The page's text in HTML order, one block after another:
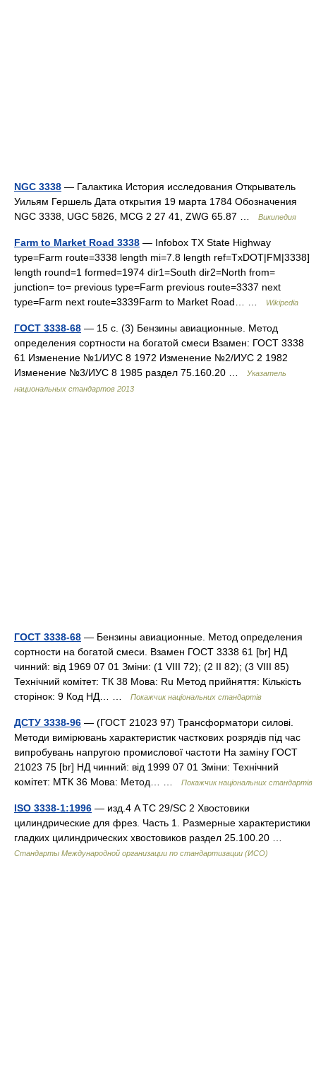
NGC 3338 — Галактика История исследования Открыватель
Уильям Гершель Дата открытия 19 марта 1784 Обозначения
NGC 3338, UGC 5826, MCG 2 27 41, ZWG 65.87 …
Википедия
Farm to Market Road 3338 — Infobox TX State Highway
type=Farm route=3338 length mi=7.8 length ref=TxDOT|FM|3338]
length round=1 formed=1974 dir1=South dir2=North from=
junction= to= previous type=Farm previous route=3337 next
type=Farm next route=3339Farm to Market Road… …
Wikipedia
ГОСТ 3338-68 — 15 с. (3) Бензины авиационные. Метод
определения сортности на богатой смеси Взамен: ГОСТ 3338
61 Изменение №1/ИУС 8 1972 Изменение №2/ИУС 2 1982
Изменение №3/ИУС 8 1985 раздел 75.160.20 …
Указатель
национальных стандартов 2013
ГОСТ 3338-68 — Бензины авиационные. Метод определения
сортности на богатой смеси. Взамен ГОСТ 3338 61 [br] НД
чинний: від 1969 07 01 Зміни: (1 VIII 72); (2 II 82); (3 VIII 85)
Технічний комітет: ТК 38 Мова: Ru Метод прийняття: Кількість
сторінок: 9 Код НД… …
Покажчик національних стандартів
ДСТУ 3338-96 — (ГОСТ 21023 97) Трансформатори силові.
Методи вимірювань характеристик часткових розрядів під час
випробувань напругою промислової частоти На заміну ГОСТ
21023 75 [br] НД чинний: від 1999 07 01 Зміни: Технічний
комітет: МТК 36 Мова: Метод… …
Покажчик національних стандартів
ISO 3338-1:1996 — изд.4 A TC 29/SC 2 Хвостовики
цилиндрические для фрез. Часть 1. Размерные характеристики
гладких цилиндрических хвостовиков раздел 25.100.20 …
Стандарты Международной организации по стандартизации (ИСО)